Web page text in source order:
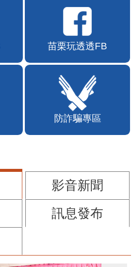
苗栗玩透透FB
防詐騙專區
影音新聞
訊息發布